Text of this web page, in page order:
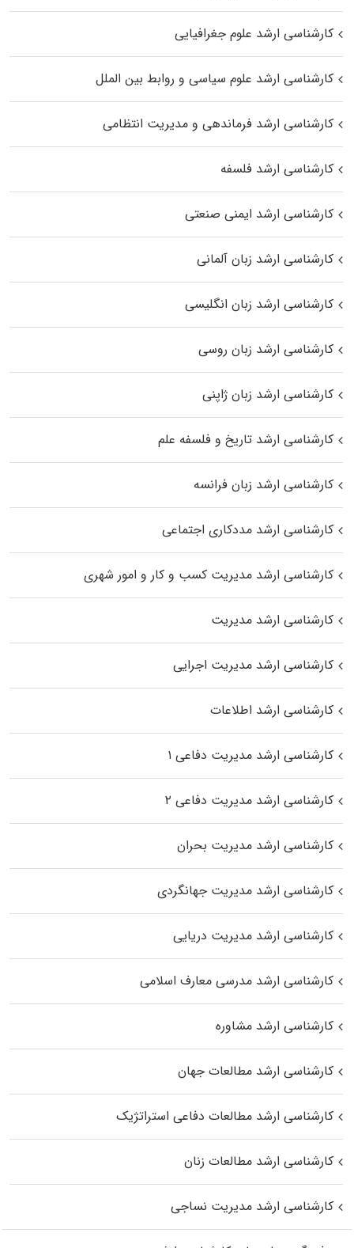
کارشناسی ارشد علوم جغرافیایی
کارشناسی ارشد علوم سیاسی و روابط بین الملل
کارشناسی ارشد فرماندهی و مدیریت انتظامی
کارشناسی ارشد فلسفه
کارشناسی ارشد ایمنی صنعتی
کارشناسی ارشد زبان آلمانی
کارشناسی ارشد زبان انگلیسی
کارشناسی ارشد زبان روسی
کارشناسی ارشد زبان ژاپنی
کارشناسی ارشد تاریخ و فلسفه علم
کارشناسی ارشد زبان فرانسه
کارشناسی ارشد مددکاری اجتماعی
کارشناسی ارشد مدیریت کسب و کار و امور شهری
کارشناسی ارشد مدیریت
کارشناسی ارشد مدیریت اجرایی
کارشناسی ارشد اطلاعات
کارشناسی ارشد مدیریت دفاعی ۱
کارشناسی ارشد مدیریت دفاعی ۲
کارشناسی ارشد مدیریت بحران
کارشناسی ارشد مدیریت جهانگردی
کارشناسی ارشد مدیریت دریایی
کارشناسی ارشد مدرسی معارف اسلامی
کارشناسی ارشد مشاوره
کارشناسی ارشد مطالعات جهان
کارشناسی ارشد مطالعات دفاعی استراتژیک
کارشناسی ارشد مطالعات زنان
کارشناسی ارشد مدیریت نساجی